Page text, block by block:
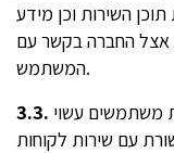
השירות וכן מידע
אצל החברה בקשר עם
המשתמש.
3.3. משתמשים עשוי
עם שירות לקוחות